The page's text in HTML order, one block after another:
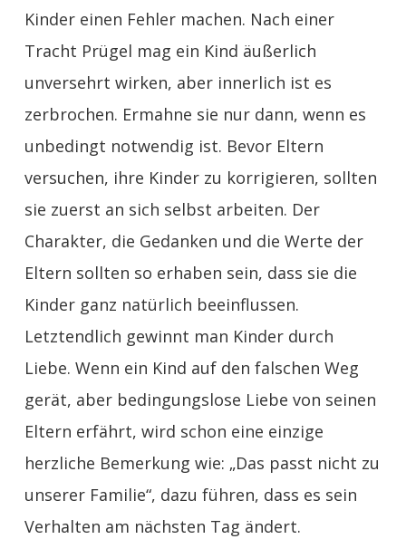
Kinder einen Fehler machen. Nach einer
Tracht Prügel mag ein Kind äußerlich
unversehrt wirken, aber innerlich ist es
zerbrochen. Ermahne sie nur dann, wenn es
unbedingt notwendig ist. Bevor Eltern
versuchen, ihre Kinder zu korrigieren, sollten
sie zuerst an sich selbst arbeiten. Der
Charakter, die Gedanken und die Werte der
Eltern sollten so erhaben sein, dass sie die
Kinder ganz natürlich beeinflussen.
Letztendlich gewinnt man Kinder durch
Liebe. Wenn ein Kind auf den falschen Weg
gerät, aber bedingungslose Liebe von seinen
Eltern erfährt, wird schon eine einzige
herzliche Bemerkung wie: „Das passt nicht zu
unserer Familie“, dazu führen, dass es sein
Verhalten am nächsten Tag ändert.